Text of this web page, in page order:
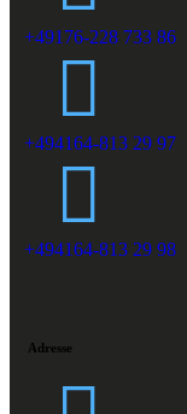
+49176-228 733 86
+494164-813 29 97
+494164-813 29 98
Adresse